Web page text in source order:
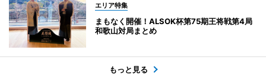
エリア特集
まもなく開催！ALSOK杯第75期王将戦第4局
和歌山対局まとめ
もっと見る